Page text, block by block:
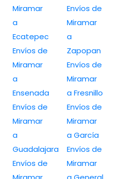
Miramar
a
Ecatepec
Envíos de
Miramar
a
Ensenada
Envíos de
Miramar
a
Guadalajara
Envíos de
Envíos de
Miramar
a
Zapopan
Envíos de
Miramar
a Fresnillo
Envíos de
Miramar
a García
Envíos de
Miramar